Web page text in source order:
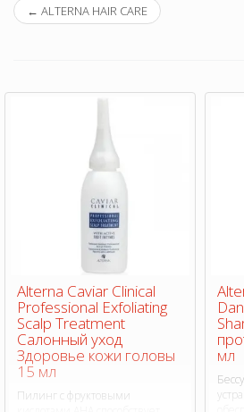
← ALTERNA HAIR CARE
Alterna Caviar Clinical
Professional Exfoliating
Scalp Treatment
Салонный уход
Здоровье кожи головы
15 мл
Пилинг с фруктовыми
мл